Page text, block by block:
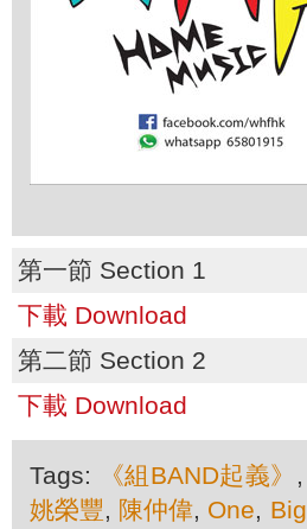
第一節 Section 1
下載 Download
第二節 Section 2
下載 Download
Tags: 《組BAND起義》 ,
姚榮豐, 陳仲偉, One, Big